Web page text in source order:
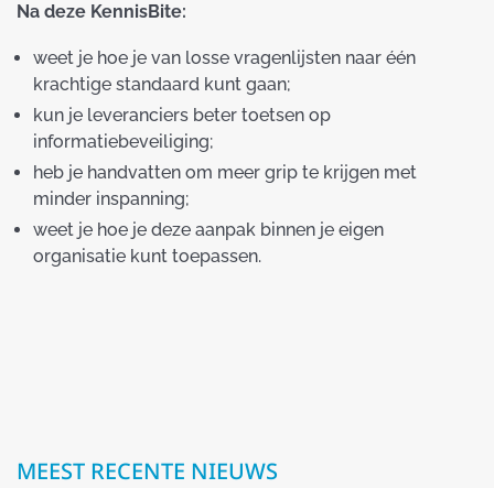
Na deze KennisBite:
weet je hoe je van losse vragenlijsten naar één
krachtige standaard kunt gaan;
kun je leveranciers beter toetsen op
informatiebeveiliging;
heb je handvatten om meer grip te krijgen met
minder inspanning;
weet je hoe je deze aanpak binnen je eigen
organisatie kunt toepassen.
MEEST RECENTE NIEUWS